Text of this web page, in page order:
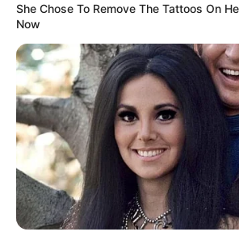
3,6 milliárd forint ment el a
Polgár Tünde is megszólalt az
tűzijátékkal kapcsolatban, és nem
véleményét. A médiaszemélyiség
oldalán tett közzé fotókat az
majd élesen kritizálta a több
She Chose To Remove The Tattoos On
Now